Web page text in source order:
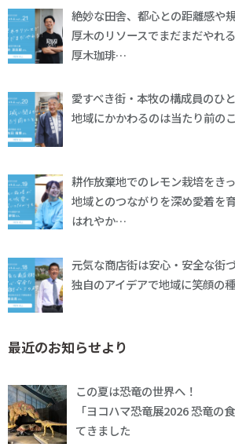
絶妙な田舎、都心との距離感や
厚木のリソースでまだまだやれる
厚木珈琲…
愛すべき街・本牧の構成員のひ
地域にかかわるのは当たり前の
耕作放棄地でのレモン栽培をき
地域とのつながりを深め愛着を
はれやか…
元気な商店街は安心・安全な街
独自のアイデアで地域に笑顔の
最近のお知らせより
この夏は恐竜の世界へ！
「ヨコハマ恐竜展2026 恐竜の
てきました